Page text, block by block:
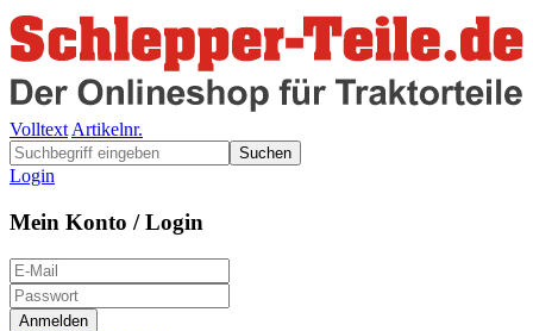
Volltext Artikelnr.
Suchen
Login
Mein Konto / Login